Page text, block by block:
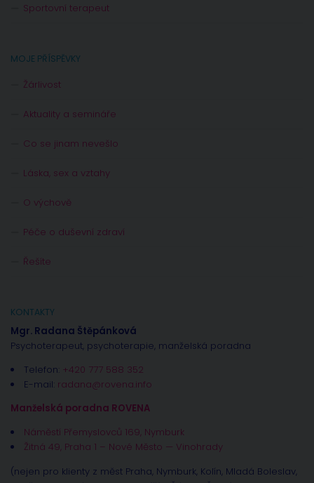
Sportovní terapeut
MOJE PŘÍSPĚVKY
Žárlivost
Aktuality a semináře
Co se jinam nevešlo
Láska, sex a vztahy
O výchově
Péče o duševní zdraví
Řešíte
KONTAKTY
Mgr. Radana Štěpánková
Psychoterapeut, psychoterapie, manželská poradna
Telefon: +420 777 588 352
E-mail: radana@rovena.info
Manželská poradna ROVENA
Náměstí Přemyslovců 169, Nymburk
Žitná 49, Praha 1 – Nové Město — Vinohrady
(nejen pro klienty z měst Praha, Nymburk, Kolín, Mladá Boleslav,